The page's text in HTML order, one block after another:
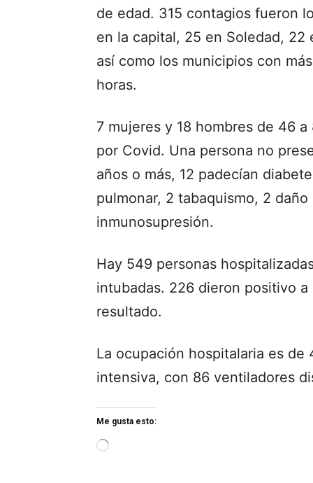
de edad. 315 contagios fueron
en la capital, 25 en Soledad, 22
así como los municipios con
horas.
7 mujeres y 18 hombres de 46
por Covid. Una persona no
años o más, 12 padecían
pulmonar, 2 tabaquismo, 2
inmunosupresión.
Hay 549 personas
intubadas. 226 dieron positivo
resultado.
La ocupación hospitalaria es de
intensiva, con 86 ventiladores
Me gusta esto:
L